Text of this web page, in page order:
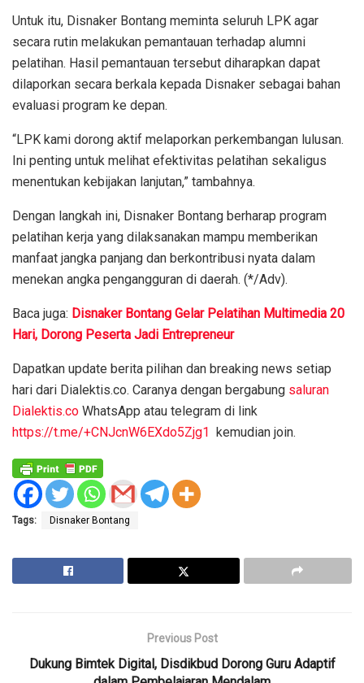
Untuk itu, Disnaker Bontang meminta seluruh LPK agar
secara rutin melakukan pemantauan terhadap alumni
pelatihan. Hasil pemantauan tersebut diharapkan dapat
dilaporkan secara berkala kepada Disnaker sebagai bahan
evaluasi program ke depan.
“LPK kami dorong aktif melaporkan perkembangan lulusan.
Ini penting untuk melihat efektivitas pelatihan sekaligus
menentukan kebijakan lanjutan,” tambahnya.
Dengan langkah ini, Disnaker Bontang berharap program
pelatihan kerja yang dilaksanakan mampu memberikan
manfaat jangka panjang dan berkontribusi nyata dalam
menekan angka pengangguran di daerah. (*/Adv).
Baca juga: Disnaker Bontang Gelar Pelatihan Multimedia 20
Hari, Dorong Peserta Jadi Entrepreneur
Dapatkan update berita pilihan dan breaking news setiap
hari dari Dialektis.co. Caranya dengan bergabung saluran
Dialektis.co WhatsApp atau telegram di link
https://t.me/+CNJcnW6EXdo5Zjg1
kemudian join.
Tags: Disnaker Bontang
Previous Post
Dukung Bimtek Digital, Disdikbud Dorong Guru Adaptif